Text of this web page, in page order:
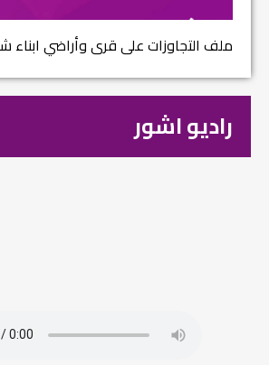
ملف التجاوزات على قرى وأراضي ابناء
راديو اشور